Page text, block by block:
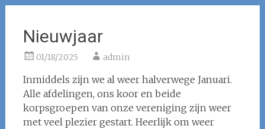
Nieuwjaar
01/18/2025 admin
Inmiddels zijn we al weer halverwege Januari.
Alle afdelingen, ons koor en beide
korpsgroepen van onze vereniging zijn weer
met veel plezier gestart. Heerlijk om weer